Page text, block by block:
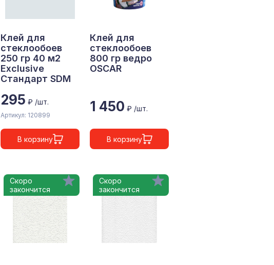
Клей для
стеклообоев
250 гр 40 м2
Exclusive
Стандарт SDM
295 ₽ /шт.
Артикул: 120899
В корзину
Клей для
стеклообоев
800 гр ведро
OSCAR
1 450 ₽ /шт.
В корзину
Скоро
закончится
Скоро
закончится